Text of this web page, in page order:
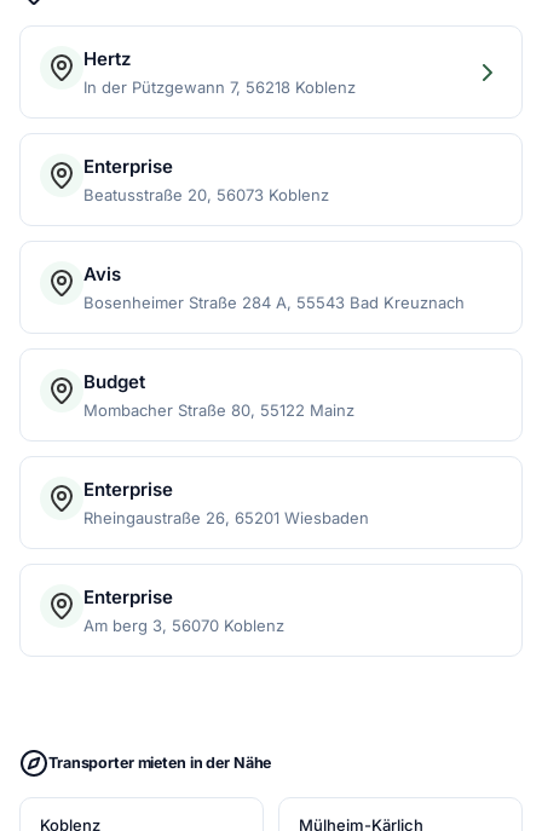
Hertz
In der Pützgewann 7, 56218 Koblenz
Enterprise
Beatusstraße 20, 56073 Koblenz
Avis
Bosenheimer Straße 284 A, 55543 Bad Kreuznach
Budget
Mombacher Straße 80, 55122 Mainz
Enterprise
Rheingaustraße 26, 65201 Wiesbaden
Enterprise
Am berg 3, 56070 Koblenz
Transporter mieten in der Nähe
Koblenz Mülheim-Kärlich